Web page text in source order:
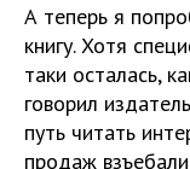
А теперь я
книгу. Хотя
таки осталась,
говорил
путь читать
продаж